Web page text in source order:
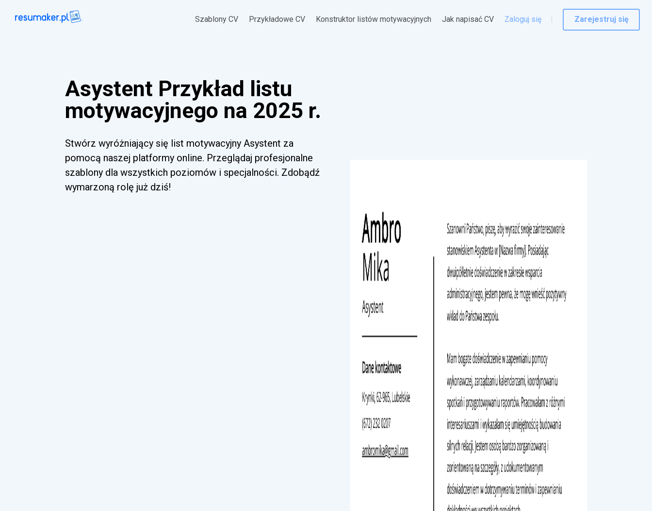
Szablony CV Przykładowe CV Konstruktor listów motywacyjnych Jak napisać CV Zaloguj się Zarejestruj się
Asystent Przykład listu
motywacyjnego na 2025 r.
Stwórz wyróżniający się list motywacyjny Asystent za
pomocą naszej platformy online. Przeglądaj profesjonalne
szablony dla wszystkich poziomów i specjalności. Zdobądź
wymarzoną rolę już dziś!